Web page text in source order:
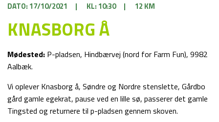
DATO: 17/10/2021 | KL: 10:30 | 12 KM
KNASBORG Å
Mødested: P-pladsen, Hindbærvej (nord for Farm Fun), 9982
Aalbæk.
Vi oplever Knasborg å, Søndre og Nordre stenslette, Gårdbo
gård gamle egekrat, pause ved en lille sø, passerer det gamle
Tingsted og returnere til p-pladsen gennem skoven.